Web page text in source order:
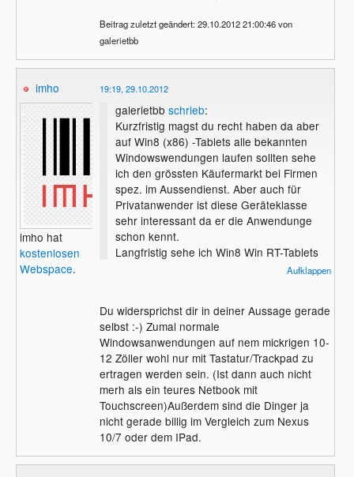
Beitrag zuletzt geändert: 29.10.2012 21:00:46 von
galerietbb
imho
imho hat
kostenlosen
Webspace.
19:19, 29.10.2012
galerietbb schrieb:
Kurzfristig magst du recht haben da aber
auf Win8 (x86) -Tablets alle bekannten
Windowswendungen laufen sollten sehe
ich den grössten Käufermarkt bei Firmen
spez. im Aussendienst. Aber auch für
Privatanwender ist diese Geräteklasse
sehr interessant da er die Anwendunge
schon kennt.
Langfristig sehe ich Win8 Win RT-Tablets
daher in den Top 2. Apple, das derzeitAufklappen
Du widersprichst dir in deiner Aussage gerade
selbst :-) Zumal normale
Windowsanwendungen auf nem mickrigen 10-
12 Zöller wohl nur mit Tastatur/Trackpad zu
ertragen werden sein. (Ist dann auch nicht
merh als ein teures Netbook mit
Touchscreen)Außerdem sind die Dinger ja
nicht gerade billig im Vergleich zum Nexus
10/7 oder dem IPad.